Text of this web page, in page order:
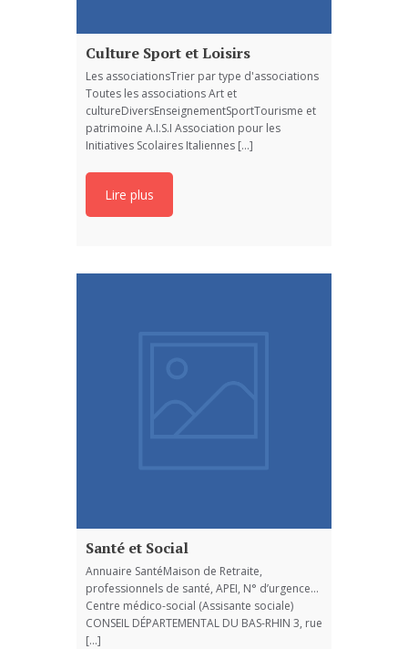
Culture Sport et Loisirs
Les associationsTrier par type d'associations
Toutes les associations Art et
cultureDiversEnseignementSportTourisme et
patrimoine A.I.S.I Association pour les
Initiatives Scolaires Italiennes [...]
Lire plus
Santé et Social
Annuaire SantéMaison de Retraite,
professionnels de santé, APEI, N° d’urgence…
Centre médico-social (Assisante sociale)
CONSEIL DÉPARTEMENTAL DU BAS-RHIN 3, rue
[...]